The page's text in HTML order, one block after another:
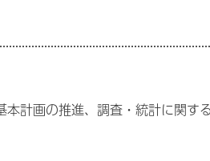
計画の推進、調査・統計に関す